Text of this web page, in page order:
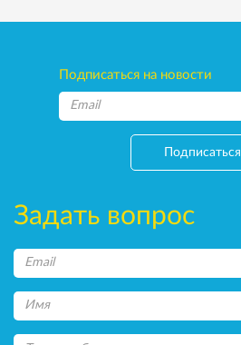
Подписаться на новости
Подписаться
Задать вопрос